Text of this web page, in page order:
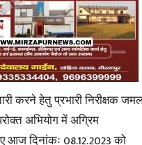
करने हेतु प्रभारी निरीक्षक
अभियोग में अग्रिम
आज दिनांकः 08.12.2023 को